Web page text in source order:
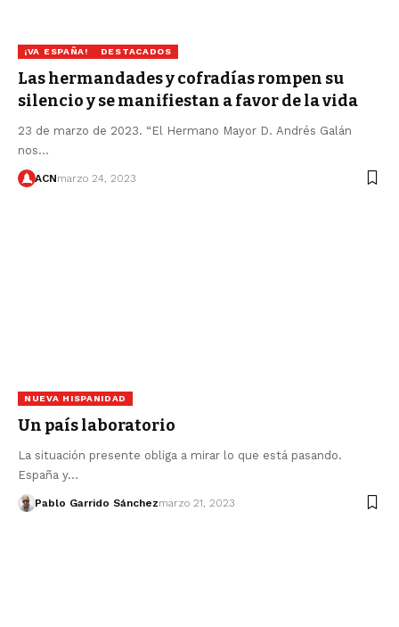
¡VA ESPAÑA! DESTACADOS
Las hermandades y cofradías rompen su
silencio y se manifiestan a favor de la vida
23 de marzo de 2023. “El Hermano Mayor D. Andrés Galán
nos…
ACNmarzo 24, 2023
NUEVA HISPANIDAD
Un país laboratorio
La situación presente obliga a mirar lo que está pasando.
España y…
Pablo Garrido Sánchezmarzo 21, 2023